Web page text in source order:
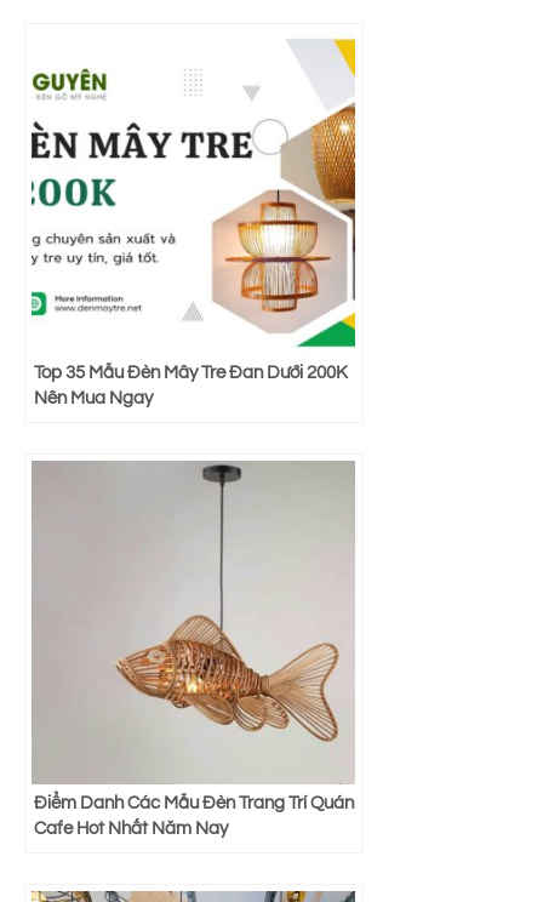
Top 35 Mẫu Đèn Mây Tre Đan Dưới 200K
Nên Mua Ngay
Điểm Danh Các Mẫu Đèn Trang Trí Quán
Cafe Hot Nhất Năm Nay